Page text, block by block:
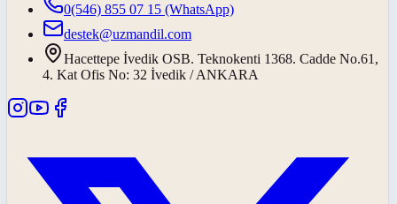
0(546) 855 07 15 (WhatsApp)
destek@uzmandil.com
Hacettepe İvedik OSB. Teknokenti 1368. Cadde No.61,
4. Kat Ofis No: 32 İvedik / ANKARA